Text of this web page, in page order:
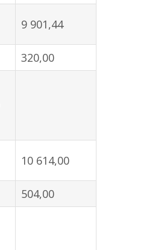
9 901,44
320,00
10 614,00
504,00